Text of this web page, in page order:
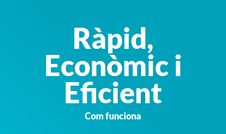
Ràpid,
Econòmic i
Eficient
Com funciona